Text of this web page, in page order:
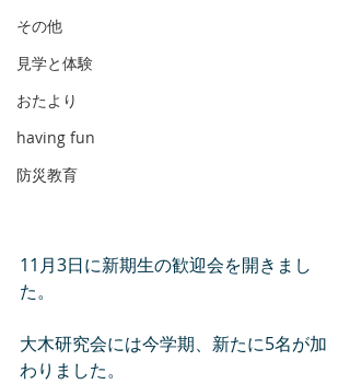
その他
見学と体験
おたより
having fun
防災教育
11月3日に新期生の歓迎会を開きまし
た。
大木研究会には今学期、新たに5名が加
わりました。